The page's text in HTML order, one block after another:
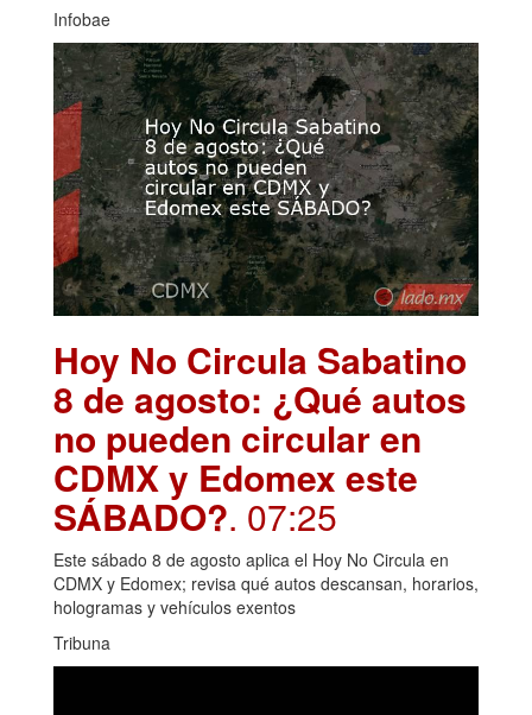
Infobae
Hoy No Circula Sabatino
8 de agosto: ¿Qué autos
no pueden circular en
CDMX y Edomex este
SÁBADO?. 07:25
Este sábado 8 de agosto aplica el Hoy No Circula en
CDMX y Edomex; revisa qué autos descansan, horarios,
hologramas y vehículos exentos
Tribuna